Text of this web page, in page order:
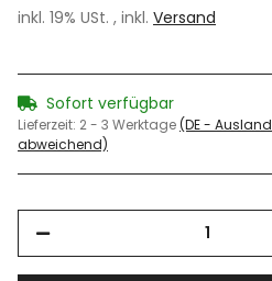
inkl. 19% USt. , inkl. Versand
Sofort verfügbar
Lieferzeit: 2 - 3 Werktage(DE - Ausland
abweichend)